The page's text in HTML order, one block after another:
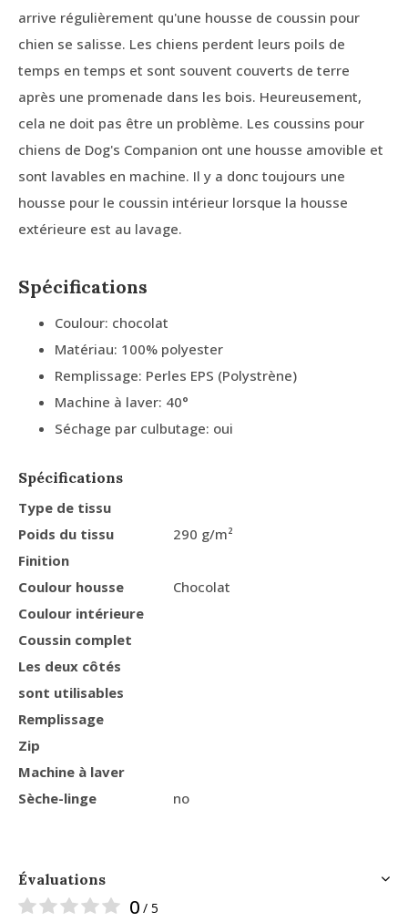
arrive régulièrement qu'une housse de coussin pour
chien se salisse. Les chiens perdent leurs poils de
temps en temps et sont souvent couverts de terre
après une promenade dans les bois. Heureusement,
cela ne doit pas être un problème. Les coussins pour
chiens de Dog's Companion ont une housse amovible et
sont lavables en machine. Il y a donc toujours une
housse pour le coussin intérieur lorsque la housse
extérieure est au lavage.
Spécifications
Coulour: chocolat
Matériau: 100% polyester
Remplissage: Perles EPS (Polystrène)
Machine à laver: 40°
Séchage par culbutage: oui
Spécifications
Type de tissu
Poids du tissu
290 g/m²
Finition
Coulour housse
Chocolat
Coulour intérieure
Coussin complet
Les deux côtés
sont utilisables
Remplissage
Zip
Machine à laver
Sèche-linge
no
Évaluations
0 / 5